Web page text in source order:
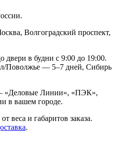
Волгоградский проспект,
двери в будни с 9:00 до 19:00.
Поволжье — 5–7 дней, Сибирь
«Деловые Линии», «ПЭК»,
в вашем городе.
веса и габаритов заказа.
.